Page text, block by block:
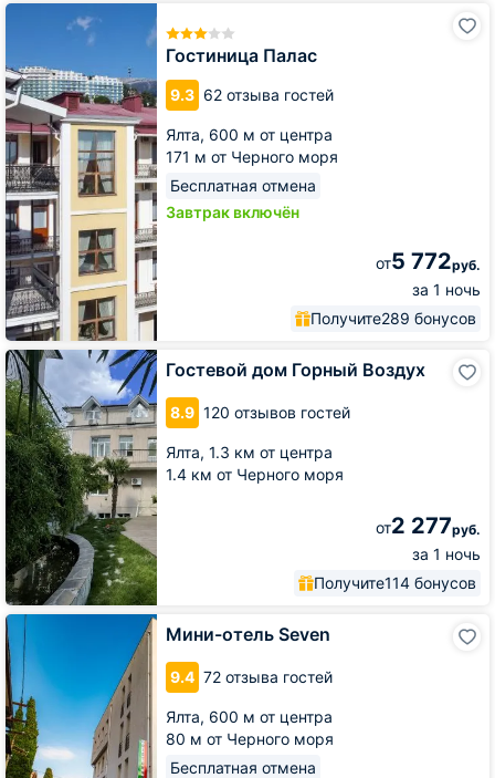
Гостиница Палас
9.3 62 отзыва гостей
Ялта, 600 м от центра
171 м от Черного моря
Бесплатная отмена
Завтрак включён
от5 772руб.
за 1 ночь
Получите289 бонусов
Гостиница
Гостевой дом Горный Воздух
8.9 120 отзывов гостей
Ялта, 1.3 км от центра
1.4 км от Черного моря
от2 277руб.
за 1 ночь
Получите114 бонусов
Гостевой
дом
Горный
Воздух
Мини-отель Seven
9.4 72 отзыва гостей
Ялта, 600 м от центра
80 м от Черного моря
Бесплатная отмена
Мини-
отель
Seven